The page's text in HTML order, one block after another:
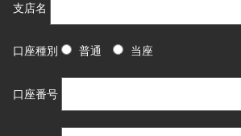
支店名
口座種別 普通 当座
口座番号